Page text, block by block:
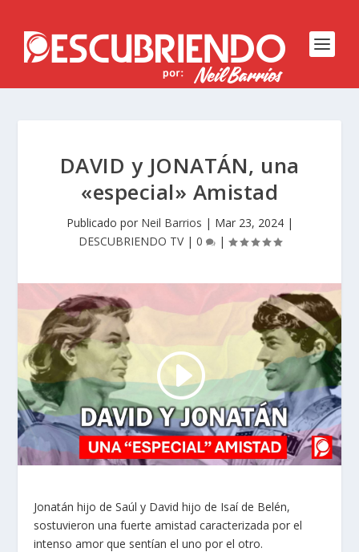
DAVID y JONATÁN, una
«especial» Amistad
Publicado por Neil Barrios | Mar 23, 2024|
DESCUBRIENDO TV| 0 |
Jonatán hijo de Saúl y David hijo de Isaí de Belén,
sostuvieron una fuerte amistad caracterizada por el
intenso amor que sentían el uno por el otro.